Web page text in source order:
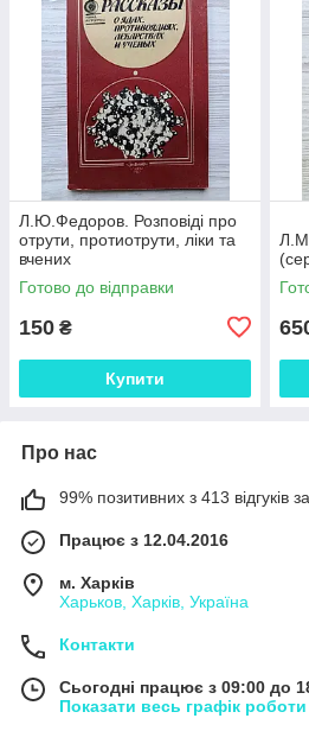
Л.Ю.Федоров. Розповіді про
отрути, протиотрути, ліки та
вчених
Готово до відправки
150 ₴
Купити
Про нас
99% позитивних з 413 відгуків
Працює з 12.04.2016
м. Харків
Харьков, Харків, Україна
Контакти
Сьогодні працює з 09:00 до
Показати весь графік роботи